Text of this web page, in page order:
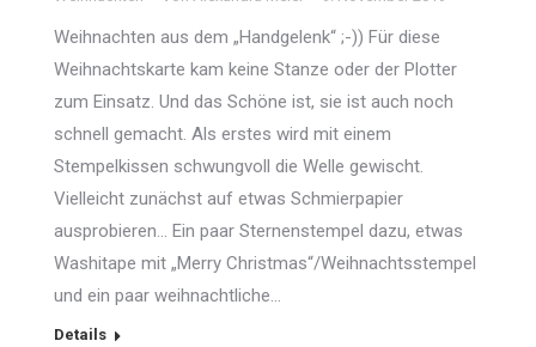
Weihnachten aus dem „Handgelenk“ ;-)) Für diese
Weihnachtskarte kam keine Stanze oder der Plotter
zum Einsatz. Und das Schöne ist, sie ist auch noch
schnell gemacht. Als erstes wird mit einem
Stempelkissen schwungvoll die Welle gewischt.
Vielleicht zunächst auf etwas Schmierpapier
ausprobieren… Ein paar Sternenstempel dazu, etwas
Washitape mit „Merry Christmas“/Weihnachtsstempel
und ein paar weihnachtliche…
Details